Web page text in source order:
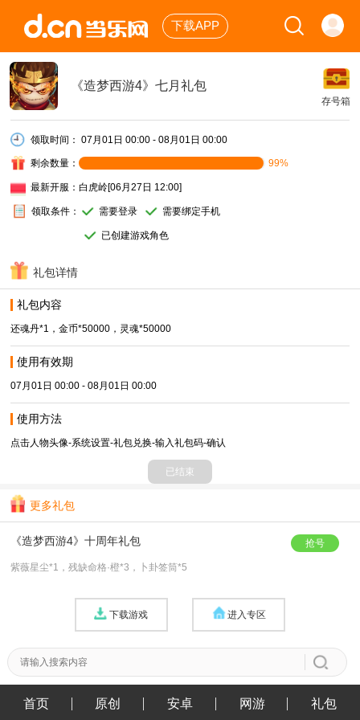
下载APP
《造梦西游4》七月礼包
存号箱
领取时间：07月01日 00:00 - 08月01日 00:00
剩余数量： 99%
最新开服：白虎岭[06月27日 12:00]
领取条件： 需要登录 需要绑定手机
已创建游戏角色
礼包详情
礼包内容
还魂丹*1，金币*50000，灵魂*50000
使用有效期
07月01日 00:00 - 08月01日 00:00
使用方法
点击人物头像-系统设置-礼包兑换-输入礼包码-确认
已结束
更多礼包
《造梦西游4》十周年礼包
紫薇星尘*1，残缺命格·橙*3，卜卦签筒*5
抢号
下载游戏 进入专区
首页 原创 安卓 网游 礼包